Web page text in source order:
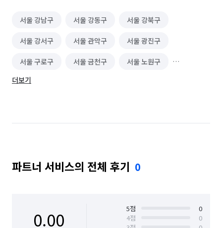
서울 강남구 서울 강동구 서울 강북구
서울 강서구 서울 관악구 서울 광진구
서울 구로구 서울 금천구 서울 노원구
서울 도봉구
서울 성동구 서울 성북구 서울 송파구
서울 은평구 서울 종로구 서울 중구
더보기
파트너 서비스의 전체 후기 0
0.00 5점
0
4점
0